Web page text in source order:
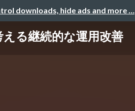
downloads, hide ads and more …
る継続的な運用改善